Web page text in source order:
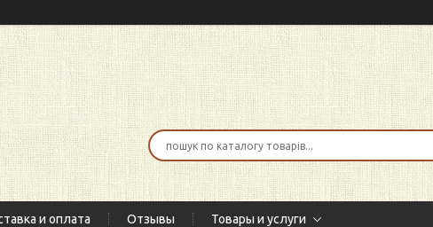
и оплата Отзывы Товары и услуги